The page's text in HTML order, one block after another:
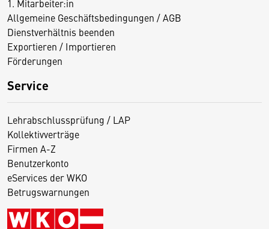
1. Mitarbeiter:in
Allgemeine Geschäftsbedingungen / AGB
Dienstverhältnis beenden
Exportieren / Importieren
Förderungen
Service
Lehrabschlussprüfung / LAP
Kollektivverträge
Firmen A-Z
Benutzerkonto
eServices der WKO
Betrugswarnungen